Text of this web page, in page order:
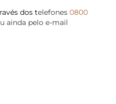
dos telefones 0800
ainda pelo e-mail